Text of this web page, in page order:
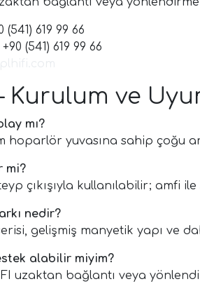
(541) 619 99 66
+90 (541) 619 99 66
Kurulum ve
mı?
hoparlör yuvasına sahip çoğu
mi?
çıkışıyla kullanılabilir; amfi
nedir?
gelişmiş manyetik yapı ve
alabilir miyim?
uzaktan bağlantı veya